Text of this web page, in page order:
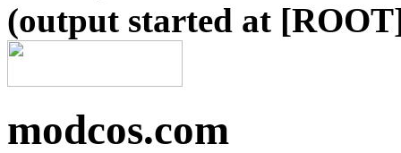
(output started at
modcos.com